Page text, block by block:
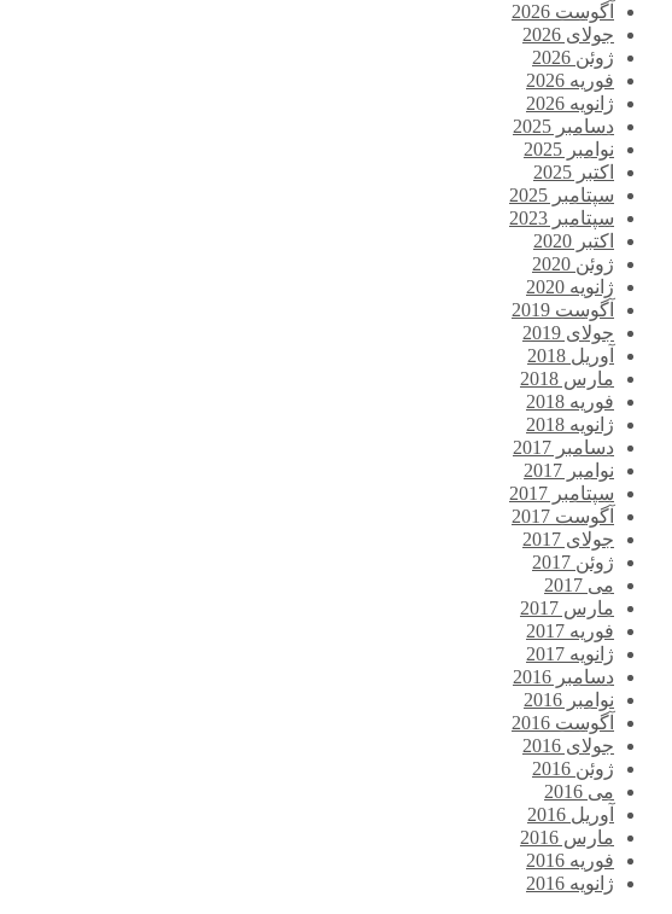
آگوست 2026
جولای 2026
ژوئن 2026
فوریه 2026
ژانویه 2026
دسامبر 2025
نوامبر 2025
اکتبر 2025
سپتامبر 2025
سپتامبر 2023
اکتبر 2020
ژوئن 2020
ژانویه 2020
آگوست 2019
جولای 2019
آوریل 2018
مارس 2018
فوریه 2018
ژانویه 2018
دسامبر 2017
نوامبر 2017
سپتامبر 2017
آگوست 2017
جولای 2017
ژوئن 2017
می 2017
مارس 2017
فوریه 2017
ژانویه 2017
دسامبر 2016
نوامبر 2016
آگوست 2016
جولای 2016
ژوئن 2016
می 2016
آوریل 2016
مارس 2016
فوریه 2016
ژانویه 2016